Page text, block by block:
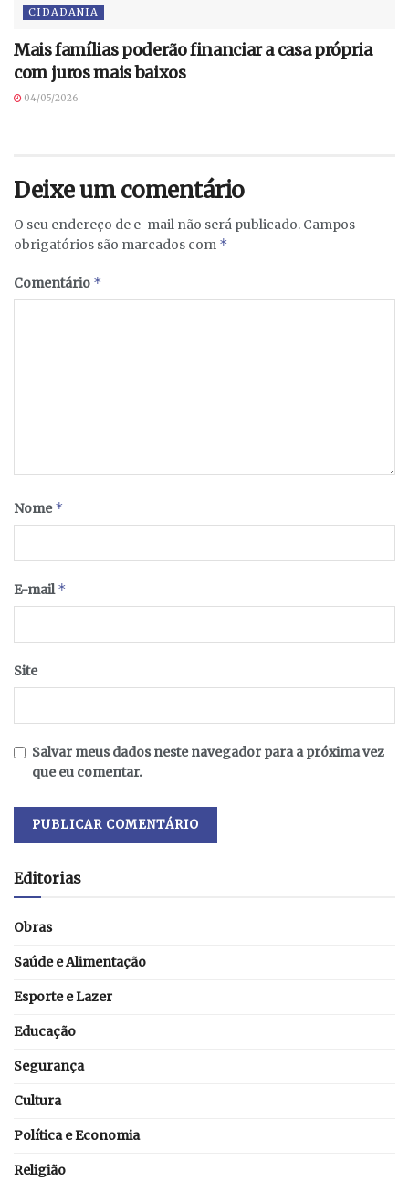
CIDADANIA
Mais famílias poderão financiar a casa própria
com juros mais baixos
04/05/2026
Deixe um comentário
O seu endereço de e-mail não será publicado. Campos
obrigatórios são marcados com *
Comentário *
Nome*
E-mail*
Site
Salvar meus dados neste navegador para a próxima vez
que eu comentar.
Editorias
Obras
Saúde e Alimentação
Esporte e Lazer
Educação
Segurança
Cultura
Política e Economia
Religião